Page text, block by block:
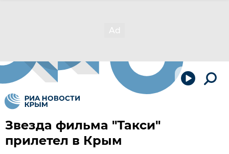
Звезда фильма "Такси"
прилетел в Крым